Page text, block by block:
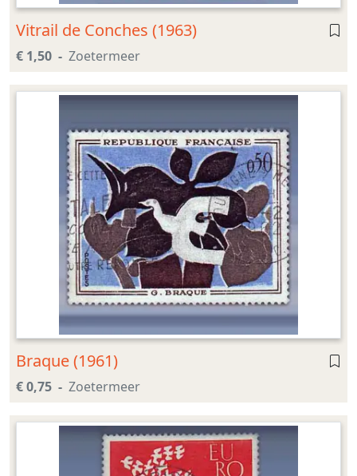
Vitrail de Conches (1963)
€ 1,50 Zoetermeer
Braque (1961)
€ 0,75 Zoetermeer